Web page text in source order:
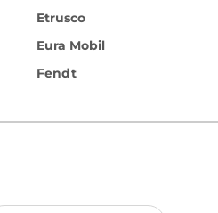
Etrusco
Eura Mobil
Fendt